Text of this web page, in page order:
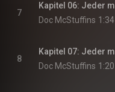
7
Kapitel 06: Jeder
Doc McStuffins 1:34
8
Kapitel 07: Jeder
Doc McStuffins 1:20